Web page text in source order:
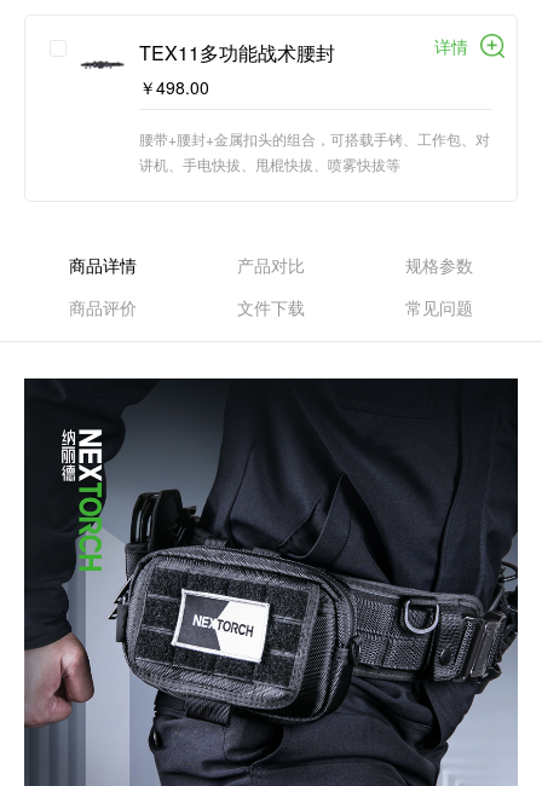
TEX11多功能战术腰封
￥498.00
腰带+腰封+金属扣头的组合，可搭载手铐、工作包、对
讲机、手电快拔、甩棍快拔、喷雾快拔等
详情
商品详情 产品对比
规格参数
商品评价
文件下载 常见问题